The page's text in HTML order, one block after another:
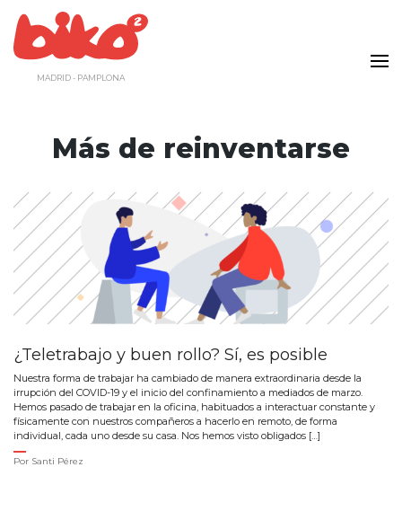
contenido
MADRID - PAMPLONA
Más de reinventarse
¿Teletrabajo y buen rollo? Sí, es posible
Nuestra forma de trabajar ha cambiado de manera extraordinaria desde la
irrupción del COVID-19 y el inicio del confinamiento a mediados de marzo.
Hemos pasado de trabajar en la oficina, habituados a interactuar constante y
físicamente con nuestros compañeros a hacerlo en remoto, de forma
individual, cada uno desde su casa. Nos hemos visto obligados […]
Por Santi Pérez